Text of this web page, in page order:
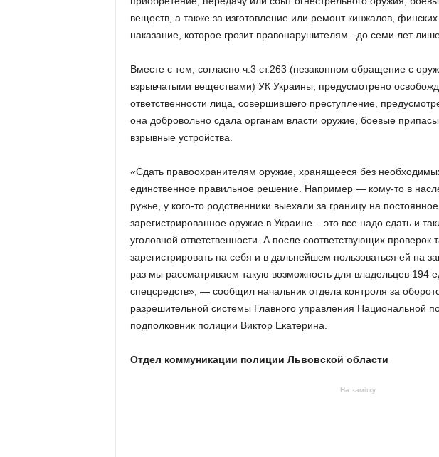
веществ, а также за изготовление или ремонт кинжалов,
наказание, которое грозит правонарушителям –до семи лет
Вместе с тем, согласно ч.3 ст.263 (незаконном обращение с
взрывчатыми веществами) УК Украины, предусмотрено
ответственности лица, совершившего преступление,
она добровольно сдала органам власти оружие, боевые
взрывные устройства.
«Сдать правоохранителям оружие, хранящееся без
единственное правильное решение. Например — кому-то в
ружье, у кого-то родственники выехали за границу на
зарегистрированное оружие в Украине – это все надо сдать и
уголовной ответственности. А после соответствующих проверок
зарегистрировать на себя и в дальнейшем пользоваться ей на
раз мы рассматриваем такую возможность для владельцев 194
спецсредств», — сообщил начальник отдела контроля за
разрешительной системы Главного управления Национальной
подполковник полиции Виктор Екатерина.
Отдел коммуникации полиции Львовской области
На замітку